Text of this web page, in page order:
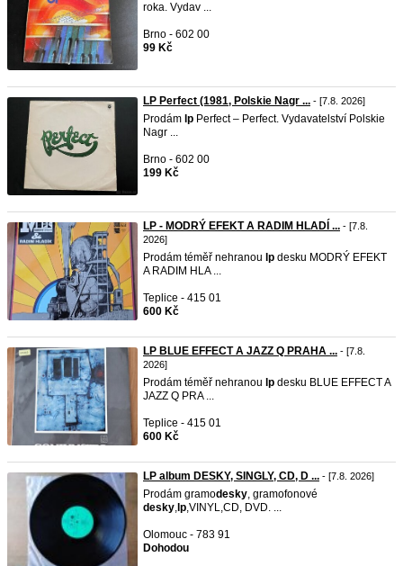
roka. Vydav ...
Brno - 602 00
99 Kč
LP Perfect (1981, Polskie Nagr ... - [7.8. 2026]
Prodám lp Perfect – Perfect. Vydavatelství Polskie
Nagr ...
Brno - 602 00
199 Kč
LP - MODRÝ EFEKT A RADIM HLADÍ ... - [7.8.
2026]
Prodám téměř nehranou lp desku MODRÝ EFEKT
A RADIM HLA ...
Teplice - 415 01
600 Kč
LP BLUE EFFECT A JAZZ Q PRAHA ... - [7.8.
2026]
Prodám téměř nehranou lp desku BLUE EFFECT A
JAZZ Q PRA ...
Teplice - 415 01
600 Kč
LP album DESKY, SINGLY, CD, D ... - [7.8. 2026]
Prodám gramodesky, gramofonové
desky, lp,VINYL,CD, DVD. ...
Olomouc - 783 91
Dohodou